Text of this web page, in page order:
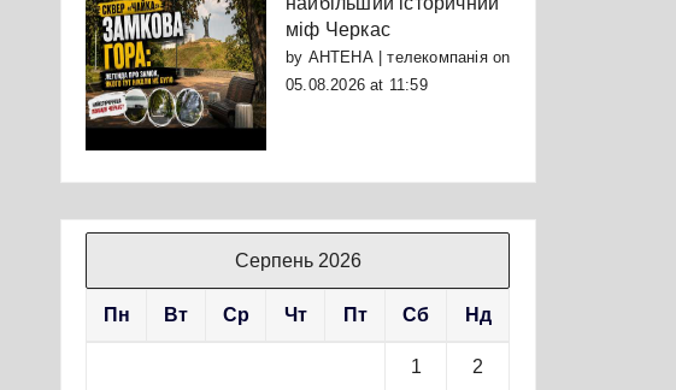
міф Черкас
by АНТЕНА | телекомпаніяon
05.08.2026 at 11:59
Серпень 2026
Пн Вт Ср Чт Пт Сб Нд
1 2